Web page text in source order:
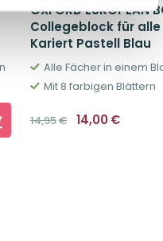
OXFORD EUROPEAN
Collegeblock für alle
Kariert Pastell Blau
Alle Fächer in einem
Mit 8 farbigen Blättern
14,95€ Preis
14,00€